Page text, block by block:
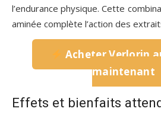
l’endurance physique. Cette
aminée complète l’action des
Acheter Verlorin
maintenant
Effets et bienfaits